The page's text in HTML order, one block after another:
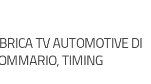
TV AUTOMOTIVE DI
TIMING